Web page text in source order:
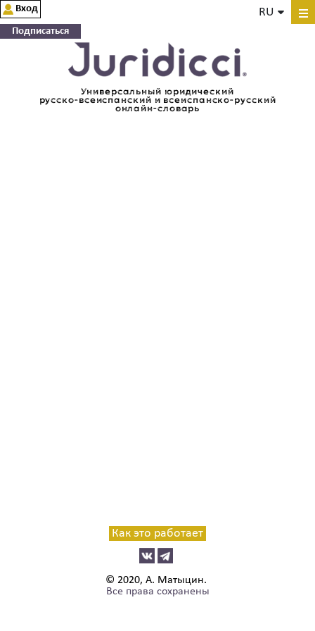
Универсальный юридический
русско-всеиспанский и всеиспанско-русский
онлайн-словарь
RU
Вход
Подписаться
Как это работает
© 2020, А. Матыцин.
Все права сохранены